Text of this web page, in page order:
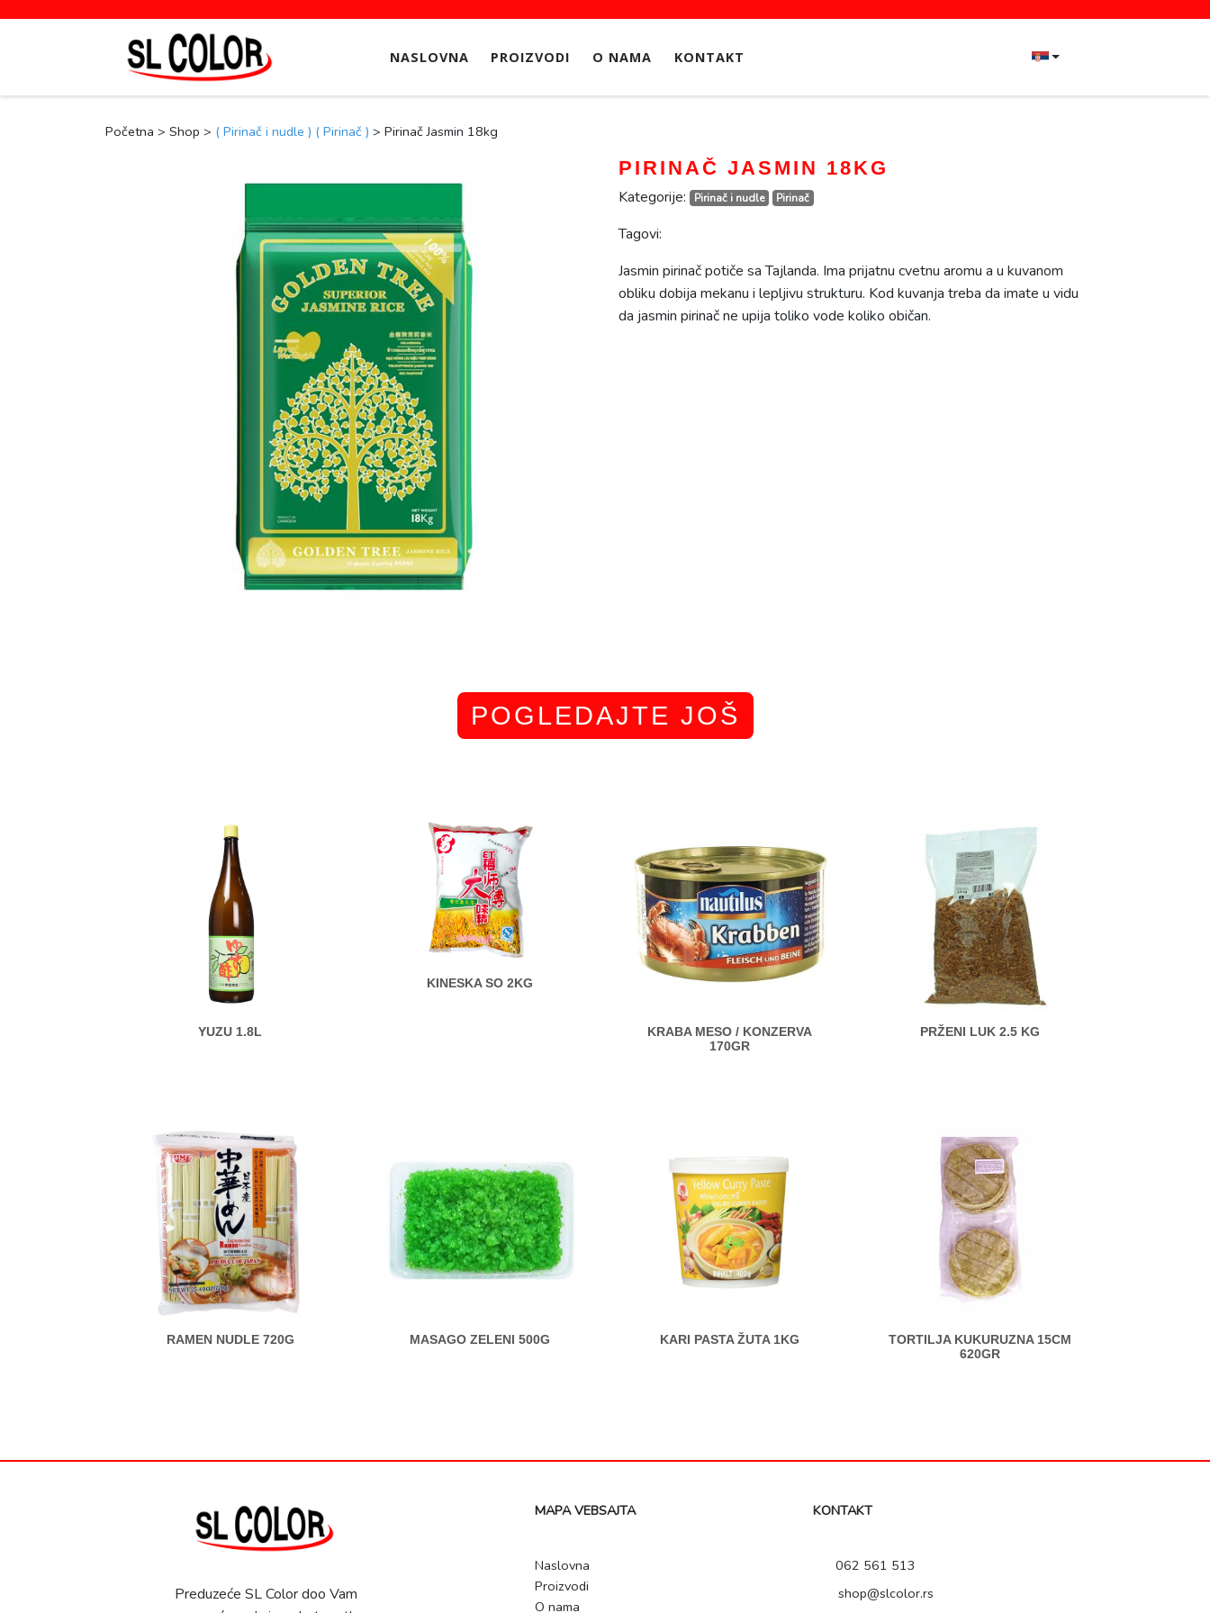
NASLOVNA PROIZVODI O NAMA KONTAKT
Početna > Shop > ( Pirinač i nudle ) ( Pirinač ) > Pirinač Jasmin 18kg
PIRINAČ JASMIN 18KG
Kategorije: Pirinač i nudle Pirinač
Tagovi:
Jasmin pirinač potiče sa Tajlanda. Ima prijatnu cvetnu aromu a u kuvanom
obliku dobija mekanu i lepljivu strukturu. Kod kuvanja treba da imate u vidu
da jasmin pirinač ne upija toliko vode koliko običan.
POGLEDAJTE JOŠ
YUZU 1.8L
KINESKA SO 2KG
KRABA MESO / KONZERVA
170GR
PRŽENI LUK 2.5 KG
RAMEN NUDLE 720G MASAGO ZELENI 500G KARI PASTA ŽUTA 1KG
TORTILJA KUKURUZNA 15CM
620GR
Preduzeće SL Color doo Vam
MAPA VEBSAJTA
Naslovna
Proizvodi
O nama
KONTAKT
062 561 513
shop@slcolor.rs